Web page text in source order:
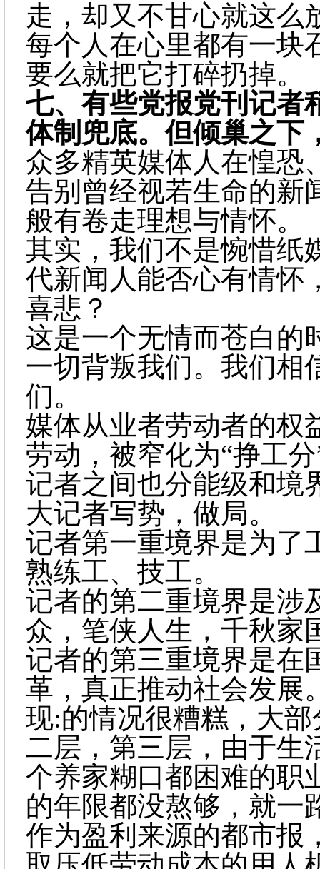
走，却又不甘心就这么
每个人在心里都有一块
要么就把它打碎扔掉。
七、 有些党报党刊记者
体制兜底。但倾巢之下
众多精英媒体人在惶恐
告别曾经视若生命的新
般有卷走理想与情怀。
其实，我们不是惋惜纸
代新闻人能否心有情怀
喜悲？
这是一个无情而苍白的
一切背叛我们。我们相
们。
媒体从业者劳动者的权
劳动，被窄化为“挣工
记者之间也分能级和境
大记者写势，做局。
记者第一重境界是为了
熟练工、技工。
记者的第二重境界是涉
众，笔侠人生，千秋家
记者的第三重境界是在
革，真正推动社会发展
现:的情况很糟糕，大
二层，第三层，由于生
个养家糊口都困难的职
的年限都没熬够，就一
作为盈利来源的都市报